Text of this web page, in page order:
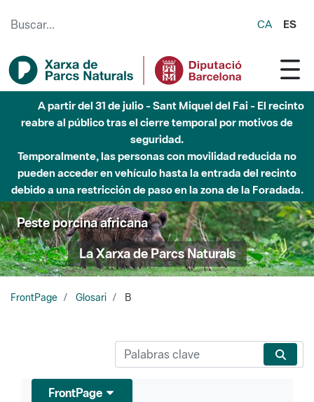
CA ES
A partir del 31 de julio - Sant Miquel del Fai - El recinto
reabre al público tras el cierre temporal por motivos de
seguridad.
Temporalmente, las personas con movilidad reducida no
pueden acceder en vehículo hasta la entrada del recinto
debido a una restricción de paso en la zona de la Foradada.
Peste porcina africana
La Xarxa de Parcs Naturals
FrontPage Glosari B
FrontPage